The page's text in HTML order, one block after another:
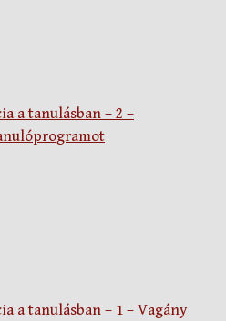
a tanulásban – 2 –
a tanulásban – 1 – Vagány